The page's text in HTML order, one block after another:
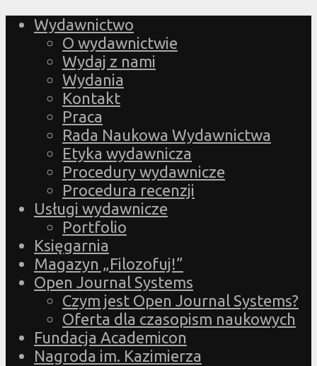
Wydawnictwo
O wydawnictwie
Wydaj z nami
Wydania
Kontakt
Praca
Rada Naukowa Wydawnictwa
Etyka wydawnicza
Procedury wydawnicze
Procedura recenzji
Usługi wydawnicze
Portfolio
Księgarnia
Magazyn „Filozofuj!”
Open Journal Systems
Czym jest Open Journal Systems?
Oferta dla czasopism naukowych
Fundacja Academicon
Nagroda im. Kazimierza